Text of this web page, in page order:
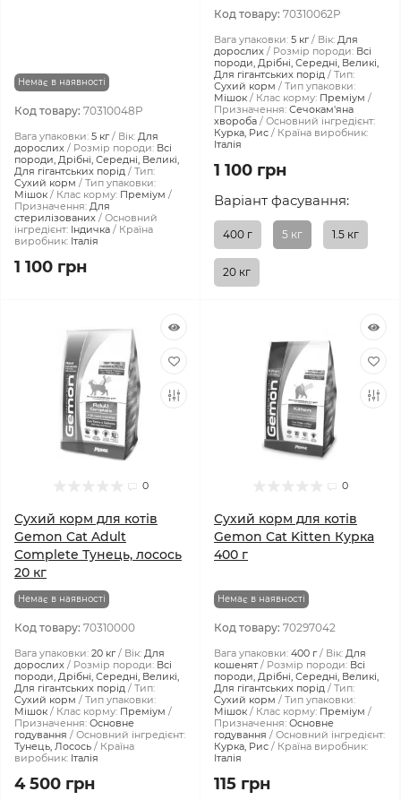
Немає в наявності
Код товару: 70310048P
Вага упаковки: 5 кг Вік: Для
дорослих
Розмір породи: Всі
породи, Дрібні, Середні, Великі,
Для гігантських порід
Тип:
Сухий корм
Тип упаковки:
Мішок
Клас корму: Преміум
Призначення: Для
стерилізованих
Основний
інгредієнт: Індичка
Країна
виробник: Італія
1 100 грн
Код товару: 70310062P
Вага упаковки: 5 кг Вік: Для
дорослих
Розмір породи: Всі
породи, Дрібні, Середні, Великі,
Для гігантських порід
Тип:
Сухий корм
Тип упаковки:
Мішок
Клас корму: Преміум
Призначення: Сечокам'яна
хвороба
Основний інгредієнт:
Курка, Рис
Країна виробник:
Італія
1 100 грн
Варіант фасування:
400 г 5 кг 1.5 кг
20 кг
0
Сухий корм для котів
Gemon Cat Adult
Complete Тунeць, лосось
20 кг
Немає в наявності
Код товару: 70310000
Вага упаковки: 20 кг Вік: Для
дорослих
Розмір породи: Всі
породи, Дрібні, Середні, Великі,
Для гігантських порід
Тип:
Сухий корм
Тип упаковки:
Мішок
Клас корму: Преміум
Призначення: Основне
годування
Основний інгредієнт:
Тунець, Лосось
Країна
виробник: Італія
4 500 грн
0
Сухий корм для котів
Gemon Cat Kitten Курка
400 г
Немає в наявності
Код товару: 70297042
Вага упаковки: 400 г Вік: Для
кошенят
Розмір породи: Всі
породи, Дрібні, Середні, Великі,
Для гігантських порід
Тип:
Сухий корм
Тип упаковки:
Мішок
Клас корму: Преміум
Призначення: Основне
годування
Основний інгредієнт:
Курка, Рис
Країна виробник:
Італія
115 грн